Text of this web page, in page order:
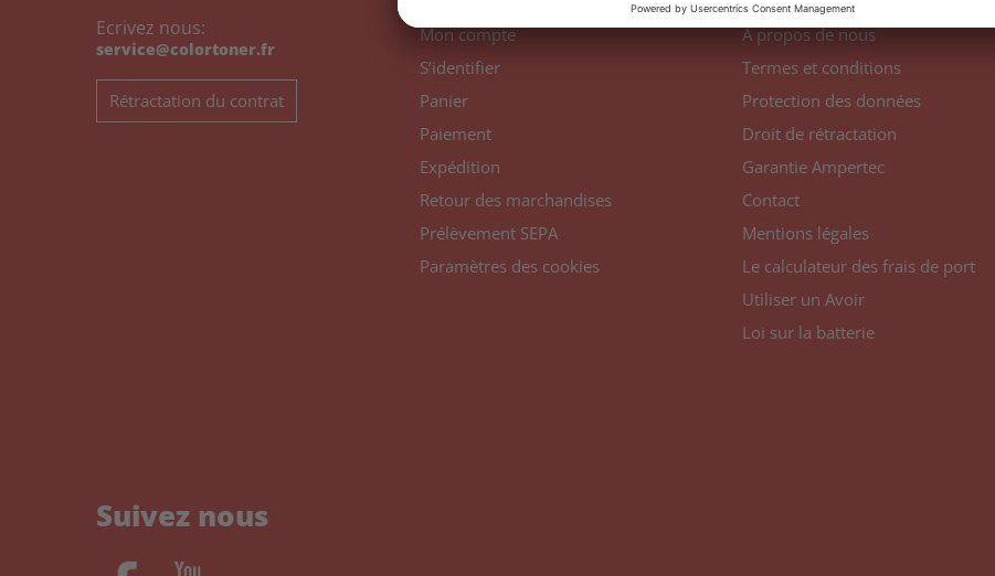
Ecrivez nous:
service@colortoner.fr
Rétractation du contrat
Mon compte
S’identifier
Panier
Paiement
Expédition
Retour des marchandises
Prélèvement SEPA
Paramètres des cookies
A propos de nous
Termes et conditions
Protection des données
Droit de rétractation
Garantie Ampertec
Contact
Mentions légales
Le calculateur des frais de port
Utiliser un Avoir
Loi sur la batterie
Suivez nous